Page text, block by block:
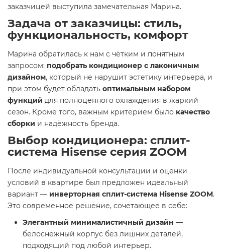
заказчицей выступила замечательная Марина.
Задача от заказчицы: стиль,
функциональность, комфорт
Марина обратилась к нам с чётким и понятным
запросом: подобрать кондиционер с лаконичным
дизайном, который не нарушит эстетику интерьера, и
при этом будет обладать оптимальным набором
функций для полноценного охлаждения в жаркий
сезон. Кроме того, важным критерием было качество
сборки и надёжность бренда.
Выбор кондиционера: сплит-
система Hisense серия ZOOM
После индивидуальной консультации и оценки
условий в квартире был предложен идеальный
вариант — инверторная сплит-система Hisense ZOOM.
Это современное решение, сочетающее в себе:
Элегантный минималистичный дизайн —
белоснежный корпус без лишних деталей,
подходящий под любой интерьер.